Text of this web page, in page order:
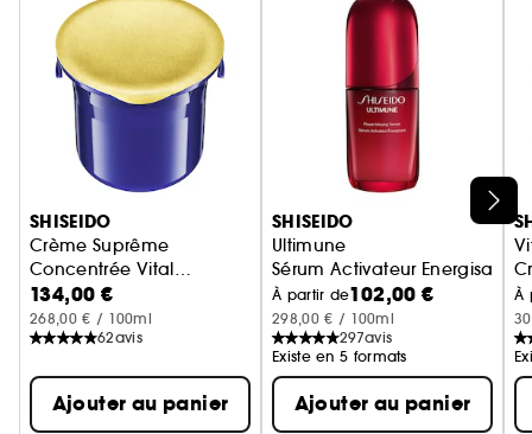
Ignorer le carrousel produits
SHISEIDO
Crème Suprême
Concentrée Vital
Perfection – Crème anti-
âge
134,00 €
268,00 € / 100ml
62avis
Ajouter au panier
SHISEIDO
Ultimune
Sérum Activateur Energisant
À partir de102,00 €
298,00 € / 100ml
297avis
Existe en 5 formats
Ajouter au panier
À